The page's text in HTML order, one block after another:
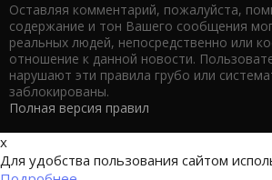
Оставляя комментарий, пожалуйста,
содержание и тон Вашего сообщения
реальных людей, непосредственно или
отношение к данной новости.
нарушают эти правила грубо или
заблокированы.
Полная версия правил
x
Для удобства пользования сайтом